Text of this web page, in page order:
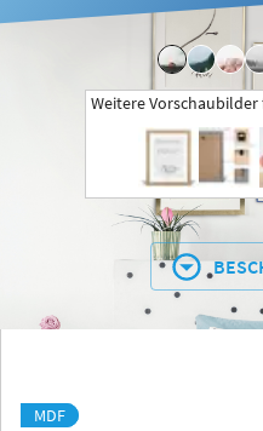
Weitere
MDF